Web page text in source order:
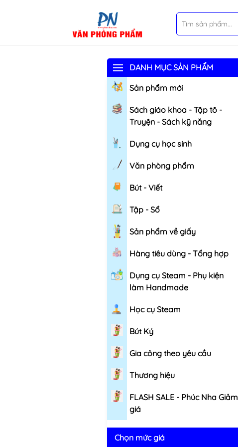
DANH MỤC SẢN PHẨM
Sản phẩm mới
Sách giáo khoa - Tập tô -
Truyện - Sách kỹ năng
Dụng cụ học sinh
Văn phòng phẩm
Bút - Viết
Tập - Sổ
Sản phẩm về giấy
Hàng tiêu dùng - Tổng hợp
Dụng cụ Steam - Phụ kiện
làm Handmade
Học cụ Steam
Bút Ký
Gia công theo yêu cầu
Thương hiệu
FLASH SALE - Phúc Nha Giảm
giá
Chọn mức giá